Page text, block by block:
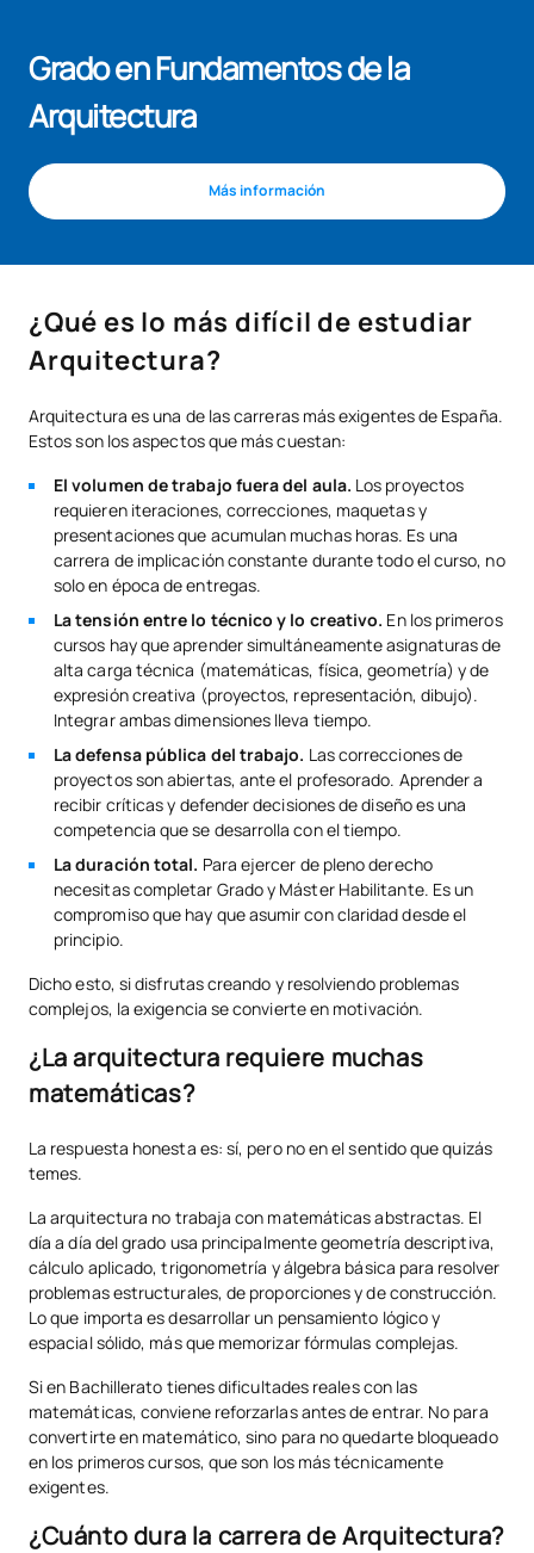
Grado en Fundamentos de la
Arquitectura
Más información
¿Qué es lo más difícil de estudiar
Arquitectura?
Arquitectura es una de las carreras más exigentes de España.
Estos son los aspectos que más cuestan:
El volumen de trabajo fuera del aula. Los proyectos
requieren iteraciones, correcciones, maquetas y
presentaciones que acumulan muchas horas. Es una
carrera de implicación constante durante todo el curso, no
solo en época de entregas.
La tensión entre lo técnico y lo creativo. En los primeros
cursos hay que aprender simultáneamente asignaturas de
alta carga técnica (matemáticas, física, geometría) y de
expresión creativa (proyectos, representación, dibujo).
Integrar ambas dimensiones lleva tiempo.
La defensa pública del trabajo. Las correcciones de
proyectos son abiertas, ante el profesorado. Aprender a
recibir críticas y defender decisiones de diseño es una
competencia que se desarrolla con el tiempo.
La duración total. Para ejercer de pleno derecho
necesitas completar Grado y Máster Habilitante. Es un
compromiso que hay que asumir con claridad desde el
principio.
Dicho esto, si disfrutas creando y resolviendo problemas
complejos, la exigencia se convierte en motivación.
¿La arquitectura requiere muchas
matemáticas?
La respuesta honesta es: sí, pero no en el sentido que quizás
temes.
La arquitectura no trabaja con matemáticas abstractas. El
día a día del grado usa principalmente geometría descriptiva,
cálculo aplicado, trigonometría y álgebra básica para resolver
problemas estructurales, de proporciones y de construcción.
Lo que importa es desarrollar un pensamiento lógico y
espacial sólido, más que memorizar fórmulas complejas.
Si en Bachillerato tienes dificultades reales con las
matemáticas, conviene reforzarlas antes de entrar. No para
convertirte en matemático, sino para no quedarte bloqueado
en los primeros cursos, que son los más técnicamente
exigentes.
¿Cuánto dura la carrera de Arquitectura?